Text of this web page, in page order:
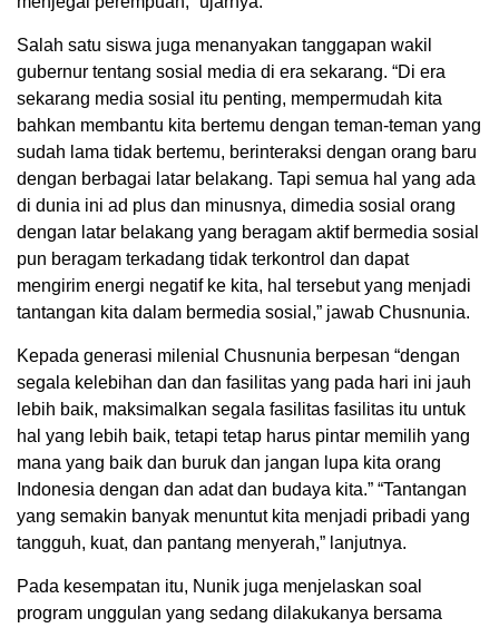
Salah satu siswa juga menanyakan tanggapan wakil
gubernur tentang sosial media di era sekarang. “Di era
sekarang media sosial itu penting, mempermudah kita
bahkan membantu kita bertemu dengan teman-teman yang
sudah lama tidak bertemu, berinteraksi dengan orang baru
dengan berbagai latar belakang. Tapi semua hal yang ada
di dunia ini ad plus dan minusnya, dimedia sosial orang
dengan latar belakang yang beragam aktif bermedia sosial
pun beragam terkadang tidak terkontrol dan dapat
mengirim energi negatif ke kita, hal tersebut yang menjadi
tantangan kita dalam bermedia sosial,” jawab Chusnunia.
Kepada generasi milenial Chusnunia berpesan “dengan
segala kelebihan dan dan fasilitas yang pada hari ini jauh
lebih baik, maksimalkan segala fasilitas fasilitas itu untuk
hal yang lebih baik, tetapi tetap harus pintar memilih yang
mana yang baik dan buruk dan jangan lupa kita orang
Indonesia dengan dan adat dan budaya kita.” “Tantangan
yang semakin banyak menuntut kita menjadi pribadi yang
tangguh, kuat, dan pantang menyerah,” lanjutnya.
Pada kesempatan itu, Nunik juga menjelaskan soal
program unggulan yang sedang dilakukanya bersama